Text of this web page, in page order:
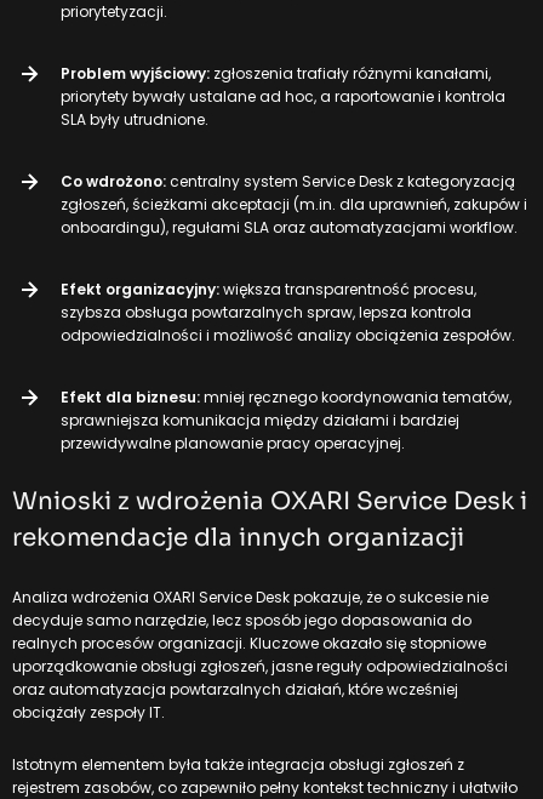
priorytetyzacji.
Problem wyjściowy: zgłoszenia trafiały różnymi kanałami,
priorytety bywały ustalane ad hoc, a raportowanie i kontrola
SLA były utrudnione.
Co wdrożono:centralny system Service Desk z kategoryzacją
zgłoszeń, ścieżkami akceptacji (m.in. dla uprawnień, zakupów i
onboardingu), regułami SLA oraz automatyzacjami workflow.
Efekt organizacyjny:większa transparentność procesu,
szybsza obsługa powtarzalnych spraw, lepsza kontrola
odpowiedzialności i możliwość analizy obciążenia zespołów.
Efekt dla biznesu:mniej ręcznego koordynowania tematów,
sprawniejsza komunikacja między działami i bardziej
przewidywalne planowanie pracy operacyjnej.
Wnioski z wdrożenia OXARI Service Desk i
rekomendacje dla innych organizacji
Analiza wdrożenia OXARI Service Desk pokazuje, że o sukcesie nie
decyduje samo narzędzie, lecz sposób jego dopasowania do
realnych procesów organizacji. Kluczowe okazało się stopniowe
uporządkowanie obsługi zgłoszeń, jasne reguły odpowiedzialności
oraz automatyzacja powtarzalnych działań, które wcześniej
obciążały zespoły IT.
Istotnym elementem była także integracja obsługi zgłoszeń z
rejestrem zasobów, co zapewniło pełny kontekst techniczny i ułatwiło